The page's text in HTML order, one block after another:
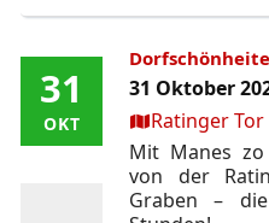
31
OKT
31
OKT
31 Oktober
Ort:Ratinger Tor
Mit Manes
von der
Graben –